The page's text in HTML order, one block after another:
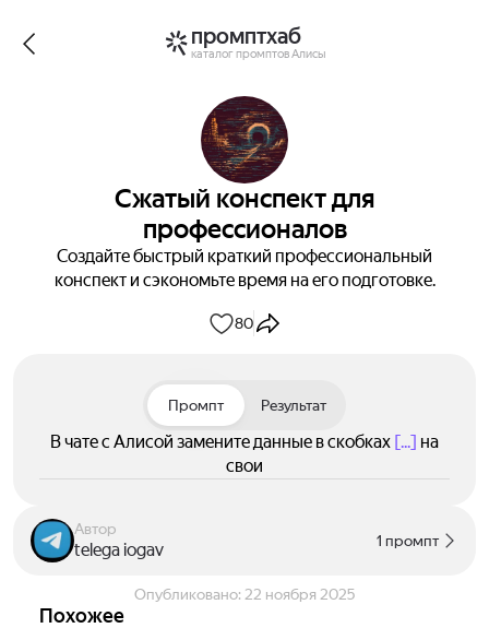
промптхаб
каталог промптов Алисы
Сжатый конспект для
профессионалов
Создайте быстрый краткий профессиональный
конспект и сэкономьте время на его подготовке.
80
Промпт Результат
В чате с Алисой замените данные в скобках [...] на
свои
Автор
telega iogav 1 промпт
Опубликовано: 22 ноября 2025
Похожее